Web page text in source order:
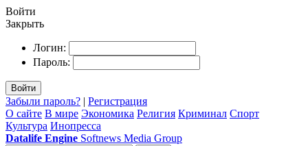
Войти
Закрыть
Логин:
Пароль:
Войти
Забыли пароль? | Регистрация
О сайте В мире Экономика Религия Криминал Спорт
Культура Инопресса
Datalife Engine Softnews Media Group